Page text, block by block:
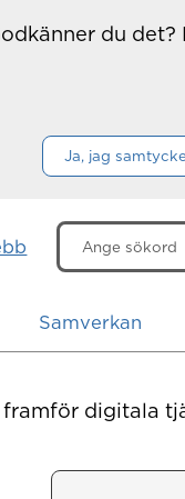
du det?
Ja, jag
Sök
här
Samverkan
digitala